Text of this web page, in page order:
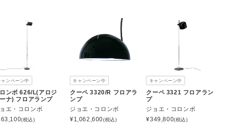
ャンペーン中
ンボ 626/L(アロジ
ナ) フロアランプ
エ・コロンボ
(税込)
キャンペーン中
クーペ 3320/R フロアラ
ンプ
ジョエ・コロンボ
¥1,062,600(税込)
キャンペーン中
クーペ 3321 フロアラン
プ
ジョエ・コロンボ
¥349,800(税込)